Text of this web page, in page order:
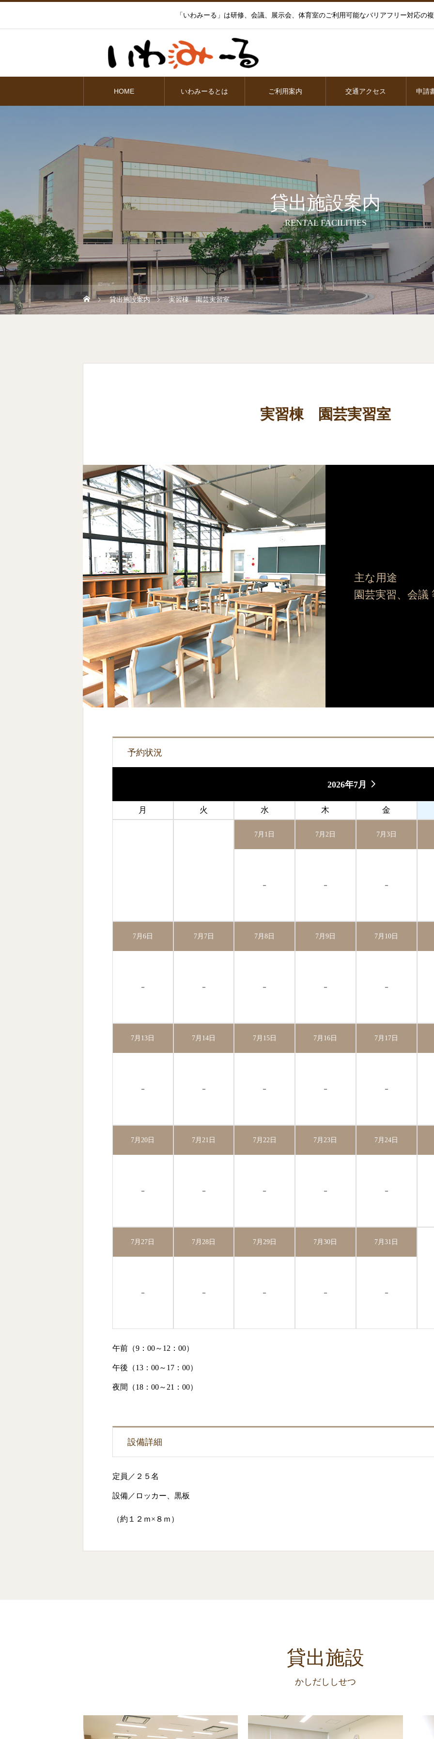
「いわみーる」は研修、会議、展示会、体育室のご利用可能なバリアフリー対応の
HOME いわみーるとは ご利用案内 交通アクセス 申請
貸出施設案内
RENTAL FACILITIES
貸出施設案内 実習棟 園芸実習室
実習棟 園芸実習室
主な用途
園芸実習、会議
予約状況
2026年7月
月 火 水 木 金
7月1日
－
7月2日
－
7月3日
－
7月6日
－
7月7日
－
7月8日
－
7月9日
－
7月10日
－
7月13日
－
7月14日
－
7月15日
－
7月16日
－
7月17日
－
7月20日
－
7月21日
－
7月22日
－
7月23日
－
7月24日
－
7月27日
－
7月28日
－
7月29日
－
7月30日
－
7月31日
－
午前（9：00～12：00）
午後（13：00～17：00）
夜間（18：00～21：00）
設備詳細
定員／２５名
設備／ロッカー、黒板
（約１２ｍ×８ｍ）
貸出施設
かしだししせつ